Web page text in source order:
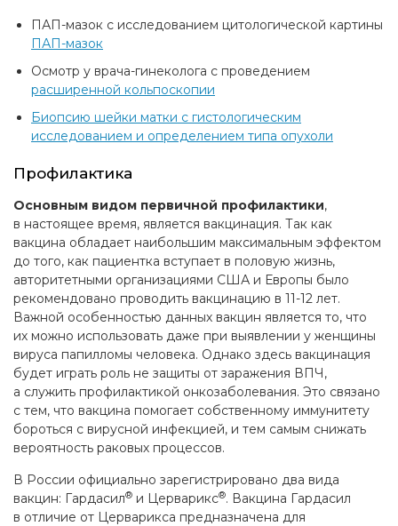
ПАП-мазок с исследованием цитологической картины
ПАП-мазок
Осмотр у врача-гинеколога с проведением
расширенной кольпоскопии
Биопсию шейки матки с гистологическим
исследованием и определением типа опухоли
Профилактика
Основным видом первичной профилактики,
в настоящее время, является вакцинация. Так как
вакцина обладает наибольшим максимальным эффектом
до того, как пациентка вступает в половую жизнь,
авторитетными организациями США и Европы было
рекомендовано проводить вакцинацию в 11-12 лет.
Важной особенностью данных вакцин является то, что
их можно использовать даже при выявлении у женщины
вируса папилломы человека. Однако здесь вакцинация
будет играть роль не защиты от заражения ВПЧ,
а служить профилактикой онкозаболевания. Это связано
с тем, что вакцина помогает собственному иммунитету
бороться с вирусной инфекцией, и тем самым снижать
вероятность раковых процессов.
В России официально зарегистрировано два вида
вакцин: Гардасил® и Церварикс®. Вакцина Гардасил
в отличие от Церварикса предназначена для